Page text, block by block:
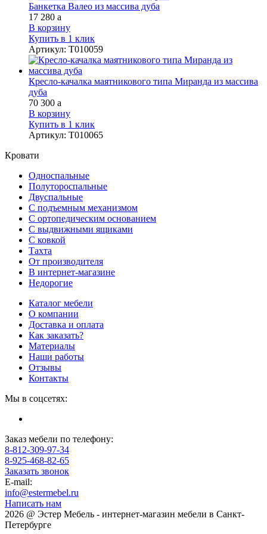
Банкетка Валео из массива дуба
17 280 a
В корзину
Купить в 1 клик
Артикул: Т010059
Кресло-качалка маятникового типа Миранда из массива
дуба
70 300 a
В корзину
Купить в 1 клик
Артикул: Т010065
Кровати
Односпальные
Полутороспальные
Двуспальные
С подъемным механизмом
С ортопедическим основанием
С выдвижными ящиками
С ковкой
Тахта
От производителя
В интернет-магазине
Недорогие
Каталог мебели
О компании
Доставка и оплата
Как заказать?
Материалы
Наши работы
Отзывы
Контакты
Мы в соцсетях:
Заказ мебели по телефону:
8-812-309-97-34
8-925-468-82-65
Заказать звонок
E-mail:
info@estermebel.ru
Написать нам
2026 @ Эстер Мебель - интернет-магазин мебели в Санкт-
Петербурге